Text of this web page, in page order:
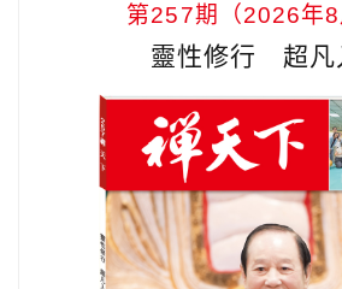
第257期（2026年8
靈性修行 超凡